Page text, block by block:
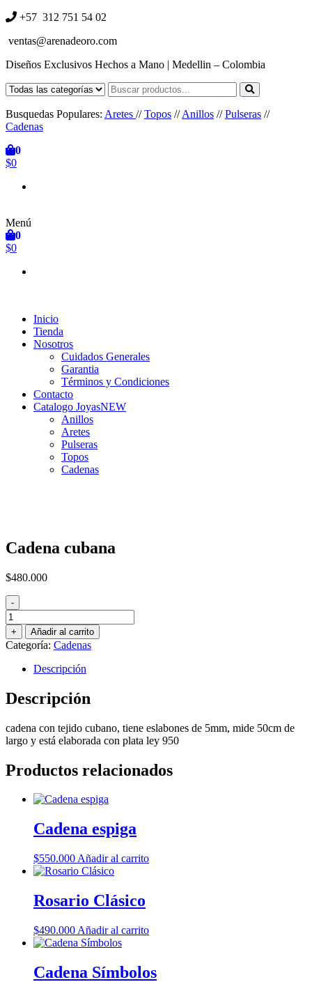
+57 312 751 54 02
ventas@arenadeoro.com
Diseños Exclusivos Hechos a Mano | Medellin – Colombia
Arena de Oro
Accesorios Hechos a Mano
Busquedas Populares: Aretes //Topos //Anillos //Pulseras //
Cadenas
0
$0
Menú
0
$0
Inicio
Tienda
Nosotros
Cuidados Generales
Garantia
Términos y Condiciones
Contacto
Catalogo JoyasNEW
Anillos
Aretes
Pulseras
Topos
Cadenas
Cadena cubana
$480.000
-
Cadena
cubana
cantidad
+ Añadir al carrito
Categoría: Cadenas
Descripción
Descripción
cadena con tejido cubano, tiene eslabones de 5mm, mide 50cm de
largo y está elaborada con plata ley 950
Productos relacionados
Cadena espiga
$550.000 Añadir al carrito
Rosario Clásico
$490.000 Añadir al carrito
Cadena Símbolos